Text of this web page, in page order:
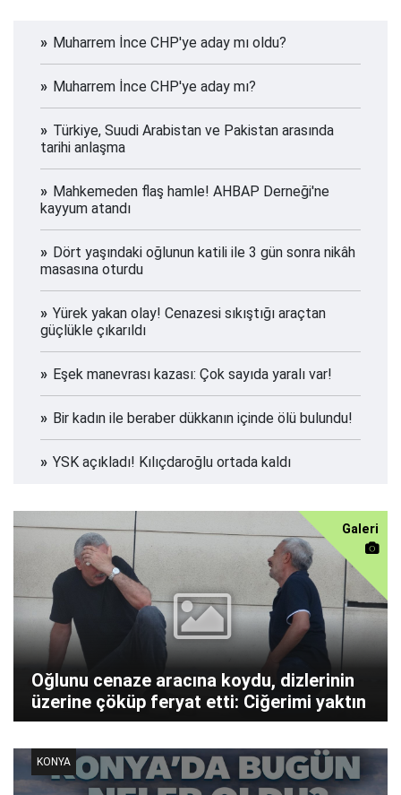
Muharrem İnce CHP'ye aday mı oldu?
Muharrem İnce CHP'ye aday mı?
Türkiye, Suudi Arabistan ve Pakistan arasında
tarihi anlaşma
Mahkemeden flaş hamle! AHBAP Derneği'ne
kayyum atandı
Dört yaşındaki oğlunun katili ile 3 gün sonra nikâh
masasına oturdu
Yürek yakan olay! Cenazesi sıkıştığı araçtan
güçlükle çıkarıldı
Eşek manevrası kazası: Çok sayıda yaralı var!
Bir kadın ile beraber dükkanın içinde ölü bulundu!
YSK açıkladı! Kılıçdaroğlu ortada kaldı
Galeri
Oğlunu cenaze aracına koydu, dizlerinin
üzerine çöküp feryat etti: Ciğerimi yaktın
KONYA